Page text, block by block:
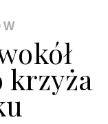
krzyża